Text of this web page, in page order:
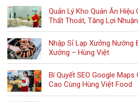
Quản Lý Kho Quán Ăn Hiệu Quả: 10 Bí Quyết Giảm
Thất Thoát, Tăng Lợi Nhuận
Nhập Sỉ Lạp Xưởng Nướng Đá Bắc Ninh Tận
Xưởng – Hùng Việt
Bí Quyết SEO Google Maps Quán Ăn Lên Top Đỉnh
Cao Cùng Hùng Việt Food